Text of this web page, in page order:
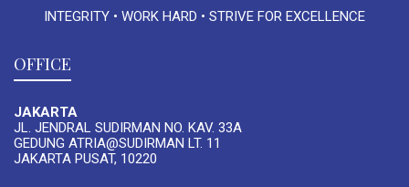
INTEGRITY • WORK HARD • STRIVE FOR EXCELLENCE
OFFICE
JAKARTA
JL. JENDRAL SUDIRMAN NO. KAV. 33A
GEDUNG ATRIA@SUDIRMAN LT. 11
JAKARTA PUSAT, 10220